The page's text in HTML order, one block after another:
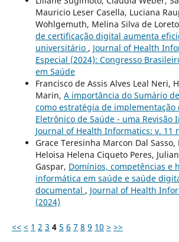
Mauricio Leser Casella, Luciana
Wohlgemuth, Melina Silva de
de certificação digital aumenta
universitário , Journal of Health
Especial (2024): Congresso
em Saúde
Francisco de Assis Alves Leal Neri,
Marin, A importância do Sumário
como estratégia de implementação
Eletrônico de Saúde - uma Revisão
Journal of Health Informatics: v. 11
Grace Teresinha Marcon Dal
Heloisa Helena Ciqueto Peres,
Gaspar, Domínios, competências e
informática em saúde e saúde
documental , Journal of Health
(2024)
<< < 1 2 3 4 5 6 7 8 9 10 > >>